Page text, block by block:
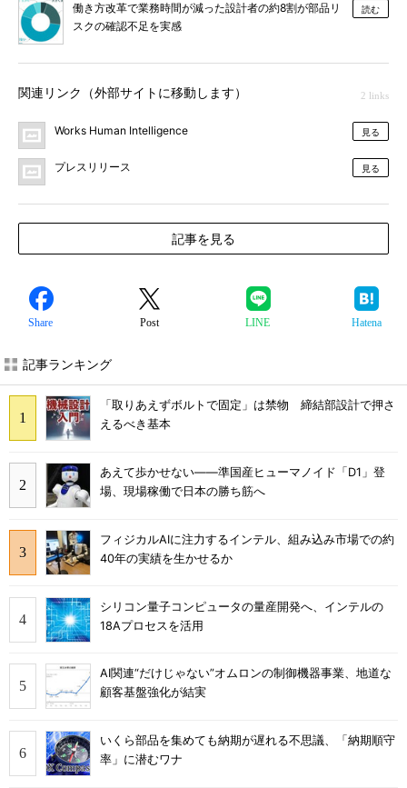
働き方改革で業務時間が減った設計者の約8割が部品リ
スクの確認不足を実感
読む
関連リンク（外部サイトに移動します） 2 links
Works Human Intelligence 見る
プレスリリース 見る
記事を見る
Share Post LINE Hatena
記事ランキング
「取りあえずボルトで固定」は禁物 締結部設計で押さ
えるべき基本
あえて歩かせない――準国産ヒューマノイド「D1」登
場、現場稼働で日本の勝ち筋へ
フィジカルAIに注力するインテル、組み込み市場での約
40年の実績を生かせるか
シリコン量子コンピュータの量産開発へ、インテルの
18Aプロセスを活用
AI関連“だけじゃない”オムロンの制御機器事業、地道な
顧客基盤強化が結実
いくら部品を集めても納期が遅れる不思議、「納期順守
率」に潜むワナ